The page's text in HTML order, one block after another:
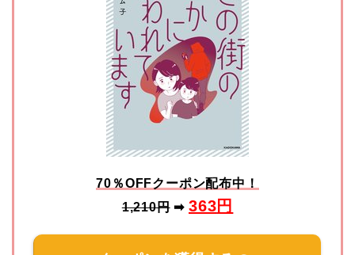
70％OFFクーポン配布中！
1,210円➡ 363円